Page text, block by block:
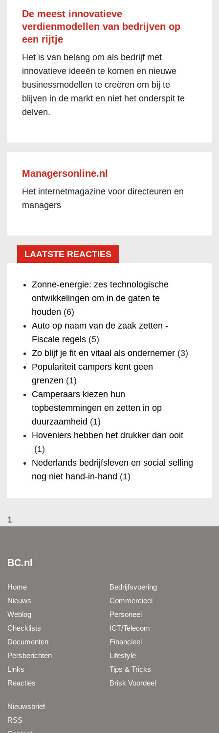
De meest innovatieve
verdienmodellen van bedrijven op
een rijtje
Het is van belang om als bedrijf met
innovatieve ideeën te komen en nieuwe
businessmodellen te creëren om bij te
blijven in de markt en niet het onderspit te
delven.
Managersonline.nl
Het internetmagazine voor directeuren en
managers
LAATSTE REACTIES
Zonne-energie: zes technologische
ontwikkelingen om in de gaten te
houden (6)
Auto op naam van de zaak zetten -
Fiscale regels (5)
Zo blijf je fit en vitaal als ondernemer (3)
Populariteit campers kent geen
grenzen (1)
Camperaars kiezen hun
topbestemmingen en zetten in op
duurzaamheid (1)
Hoveniers hebben het drukker dan ooit
(1)
Nederlands bedrijfsleven en social selling
nog niet hand-in-hand (1)
1
BC.nl
Home
Nieuws
Weblog
Checklists
Documenten
Persberichten
Links
Reacties
Bedrijfsvoering
Commercieel
Personeel
ICT/Telecom
Financieel
Lifestyle
Tips & Tricks
Brisk Voordeel
Nieuwsbrief
RSS